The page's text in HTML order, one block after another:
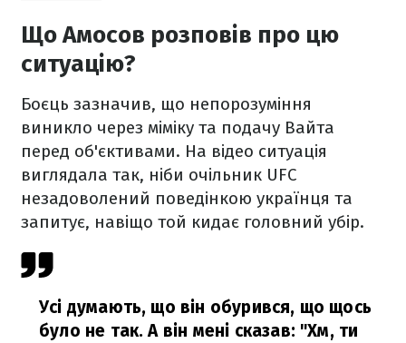
Що Амосов розповів про цю
ситуацію?
Боєць зазначив, що непорозуміння
виникло через міміку та подачу Вайта
перед об'єктивами. На відео ситуація
виглядала так, ніби очільник UFC
незадоволений поведінкою українця та
запитує, навіщо той кидає головний убір.
Усі думають, що він обурився, що щось
було не так. А він мені сказав: "Хм, ти